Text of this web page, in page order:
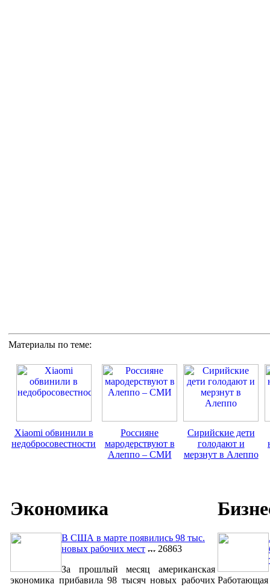
Материалы по теме:
Xiaomi обвинили в
недобросовестности
Россияне
мародерствуют в
Алеппо – СМИ
Сирийские дети
голодают и
мерзнут в Алеппо
Экономика
В США в марте появились 98 тыс.
новых рабочих мест
26863
За прошлый месяц американская
экономика прибавила 98 тысяч новых рабочих Работающая